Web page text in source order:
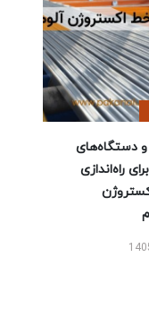
دستگاه‌های
راه‌اندازی